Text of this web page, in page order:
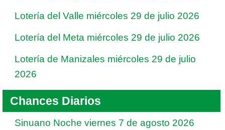
Lotería del Valle miércoles 29 de julio 2026
Lotería del Meta miércoles 29 de julio 2026
Lotería de Manizales miércoles 29 de julio
2026
Chances Diarios
Sinuano Noche viernes 7 de agosto 2026